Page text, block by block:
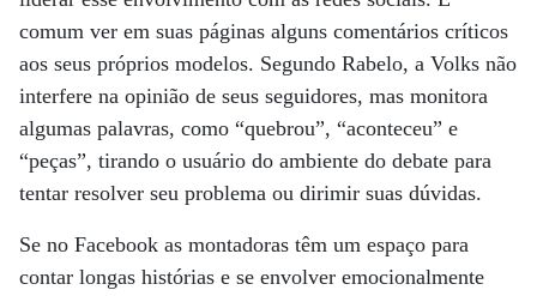
comum ver em suas páginas alguns comentários críticos
aos seus próprios modelos. Segundo Rabelo, a Volks não
interfere na opinião de seus seguidores, mas monitora
algumas palavras, como “quebrou”, “aconteceu” e
“peças”, tirando o usuário do ambiente do debate para
tentar resolver seu problema ou dirimir suas dúvidas.
Se no Facebook as montadoras têm um espaço para
contar longas histórias e se envolver emocionalmente